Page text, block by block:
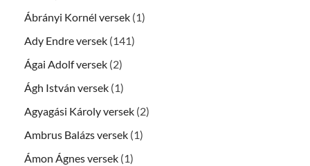
Ábrányi Kornél versek (1)
Ady Endre versek (141)
Ágai Adolf versek (2)
Ágh István versek (1)
Agyagási Károly versek (2)
Ambrus Balázs versek (1)
Ámon Ágnes versek (1)